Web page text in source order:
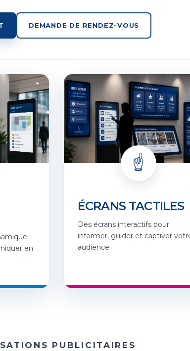
DEMANDE DE RENDEZ-VOUS
en
☝️
ÉCRANS TACTILES
Des écrans interactifs pour
informer, guider et captiver
audience.
PUBLICITAIRES